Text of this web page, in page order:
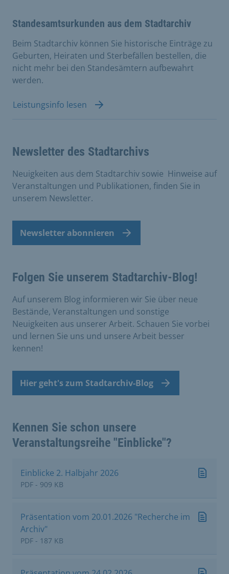
Standesamtsurkunden aus dem Stadtarchiv
Beim Stadtarchiv können Sie historische Einträge zu
Geburten, Heiraten und Sterbefällen bestellen, die
nicht mehr bei den Standesämtern aufbewahrt
werden.
Leistungsinfo lesen
Newsletter des Stadtarchivs
Neuigkeiten aus dem Stadtarchiv sowie Hinweise auf
Veranstaltungen und Publikationen, finden Sie in
unserem Newsletter.
Newsletter abonnieren
Folgen Sie unserem Stadtarchiv-Blog!
Auf unserem Blog informieren wir Sie über neue
Bestände, Veranstaltungen und sonstige
Neuigkeiten aus unserer Arbeit. Schauen Sie vorbei
und lernen Sie uns und unsere Arbeit besser
kennen!
Hier geht's zum Stadtarchiv-Blog
Kennen Sie schon unsere
Veranstaltungsreihe "Einblicke"?
Einblicke 2. Halbjahr 2026
PDF - 909 KB
Präsentation vom 20.01.2026 "Recherche im
Archiv"
PDF - 187 KB